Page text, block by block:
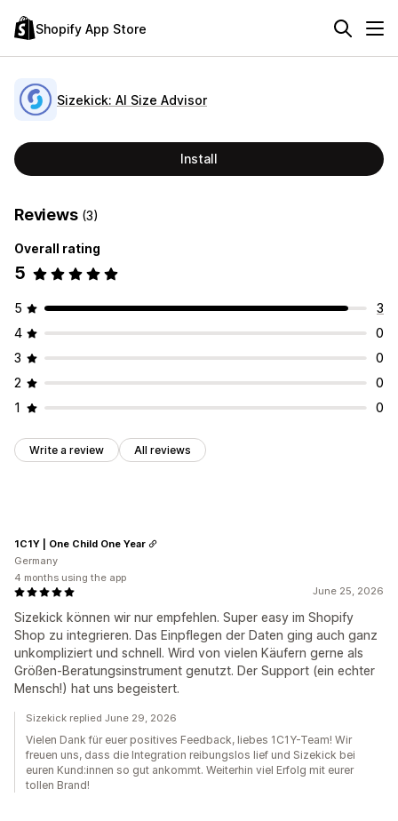
Shopify App Store
Sizekick: AI Size Advisor
Install
Reviews (3)
Overall rating
5
5
3
4
0
3
0
2
0
1
0
Write a review All reviews
June 25, 2026
Sizekick können wir nur empfehlen. Super easy im Shopify
Shop zu integrieren. Das Einpflegen der Daten ging auch ganz
unkompliziert und schnell. Wird von vielen Käufern gerne als
Größen-Beratungsinstrument genutzt. Der Support (ein echter
Mensch!) hat uns begeistert.
1C1Y | One Child One Year
Germany
4 months using the app
Sizekick replied June 29, 2026
Vielen Dank für euer positives Feedback, liebes 1C1Y-Team! Wir
freuen uns, dass die Integration reibungslos lief und Sizekick bei
euren Kund:innen so gut ankommt. Weiterhin viel Erfolg mit eurer
tollen Brand!